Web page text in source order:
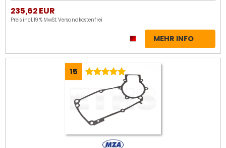
235,62 EUR
Preis incl. 19 % MwSt.Versandkostenfrei
MEHR INFO
15